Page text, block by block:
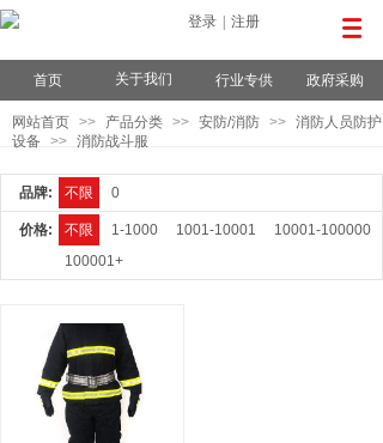
登录 注册
首页 关于我们 行业专供 政府采购
网站首页 >> 产品分类 >> 安防/消防 >> 消防人员防护
设备
>> 消防战斗服
品牌: 不限 0
价格: 不限 1-1000 1001-10001
10001-100000
100001+